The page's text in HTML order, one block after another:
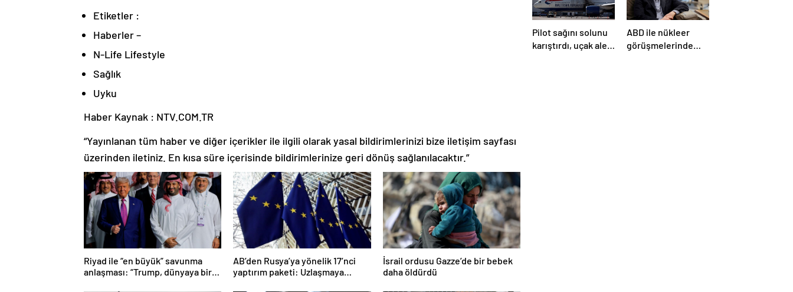
Etiketler :
Haberler –
N-Life Lifestyle
Sağlık
Uyku
Haber Kaynak : NTV.COM.TR
“Yayınlanan tüm haber ve diğer içerikler ile ilgili olarak yasal bildirimlerinizi bize iletişim sayfası
üzerinden iletiniz. En kısa süre içerisinde bildirimlerinize geri dönüş sağlanılacaktır.”
Riyad ile “en büyük” savunma
anlaşması: “Trump, dünyaya bir
AB’den Rusya’ya yönelik 17’nci
yaptırım paketi: Uzlaşmaya
İsrail ordusu Gazze’de bir bebek
daha öldürdü
Pilot sağını solunu
karıştırdı, uçak alev
ABD ile nükleer
görüşmelerinde